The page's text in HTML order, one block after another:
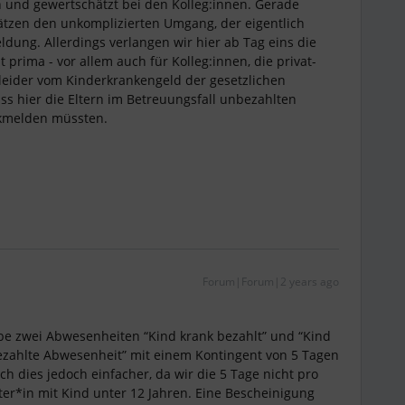
gewertschätzt bei den Kolleg:innen. Gerade
den unkomplizierten Umgang, der eigentlich
Allerdings verlangen wir hier ab Tag eins die
prima - vor allem auch für Kolleg:innen, die privat-
vom Kinderkrankengeld der gesetzlichen
hier die Eltern im Betreuungsfall unbezahlten
müssten.
Forum|Forum|2 years ago
zwei Abwesenheiten “Kind krank bezahlt” und “Kind
Abwesenheit” mit einem Kontingent von 5 Tagen
dies jedoch einfacher, da wir die 5 Tage nicht pro
mit Kind unter 12 Jahren. Eine Bescheinigung